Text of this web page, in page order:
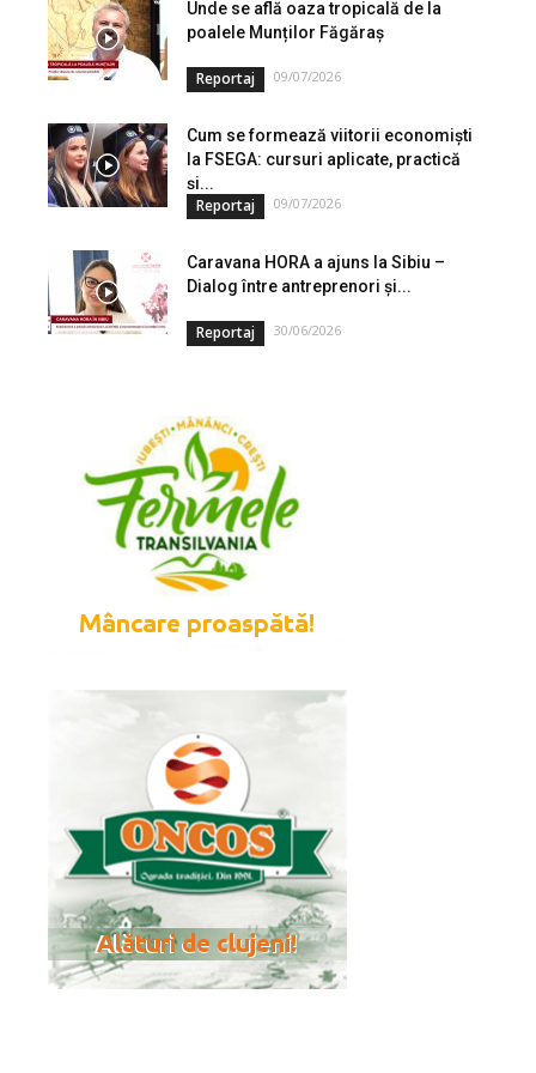
Unde se află oaza tropicală de la
poalele Munților Făgăraș
Reportaj 09/07/2026
Cum se formează viitorii economiști
la FSEGA: cursuri aplicate, practică
și...
Reportaj 09/07/2026
Caravana HORA a ajuns la Sibiu –
Dialog între antreprenori și...
Reportaj 30/06/2026